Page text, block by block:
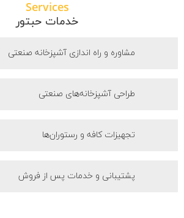
Services
خدمات حبتور
مشاوره و راه اندازی آشپزخانه صنعتی
طراحی آشپزخانه‌های صنعتی
تجهیزات کافه و رستوران‌ها
پشتیبانی و خدمات پس از فروش